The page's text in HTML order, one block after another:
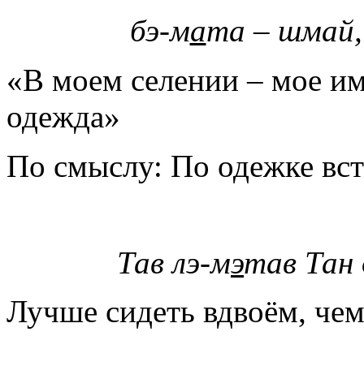
бэ-мата – шмай,
«В моем селении – мое
одежда»
По смыслу: По одежке
Тав лэ-мэтав Тан
Лучше сидеть вдвоём,